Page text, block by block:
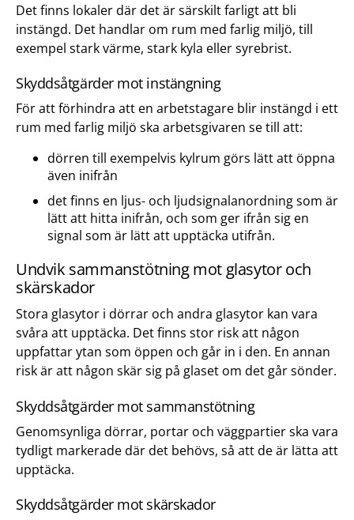
Det finns lokaler där det är särskilt farligt att bli
instängd. Det handlar om rum med farlig miljö, till
exempel stark värme, stark kyla eller syrebrist.
Skyddsåtgärder mot instängning
För att förhindra att en arbetstagare blir instängd i ett
rum med farlig miljö ska arbetsgivaren se till att:
dörren till exempelvis kylrum görs lätt att öppna
även inifrån
det finns en ljus- och ljudsignalanordning som är
lätt att hitta inifrån, och som ger ifrån sig en
signal som är lätt att upptäcka utifrån.
Undvik sammanstötning mot glasytor och
skärskador
Stora glasytor i dörrar och andra glasytor kan vara
svåra att upptäcka. Det finns stor risk att någon
uppfattar ytan som öppen och går in i den. En annan
risk är att någon skär sig på glaset om det går sönder.
Skyddsåtgärder mot sammanstötning
Genomsynliga dörrar, portar och väggpartier ska vara
tydligt markerade där det behövs, så att de är lätta att
upptäcka.
Skyddsåtgärder mot skärskador